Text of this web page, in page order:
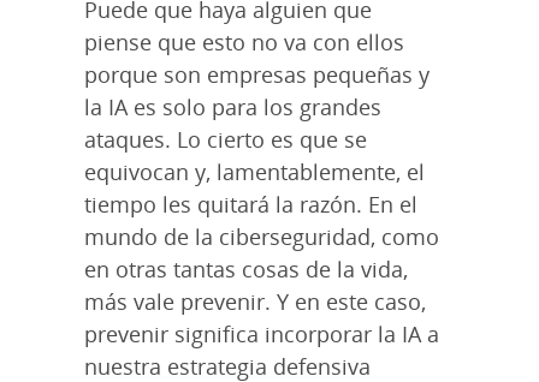
Puede que haya alguien que
piense que esto no va con ellos
porque son empresas pequeñas y
la IA es solo para los grandes
ataques. Lo cierto es que se
equivocan y, lamentablemente, el
tiempo les quitará la razón. En el
mundo de la ciberseguridad, como
en otras tantas cosas de la vida,
más vale prevenir. Y en este caso,
prevenir significa incorporar la IA a
nuestra estrategia defensiva